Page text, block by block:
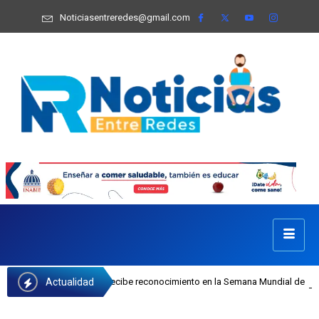
Noticiasentreredes@gmail.com
Actualidad
Castillo recibe reconocimiento en la Semana Mundial de la Lactancia